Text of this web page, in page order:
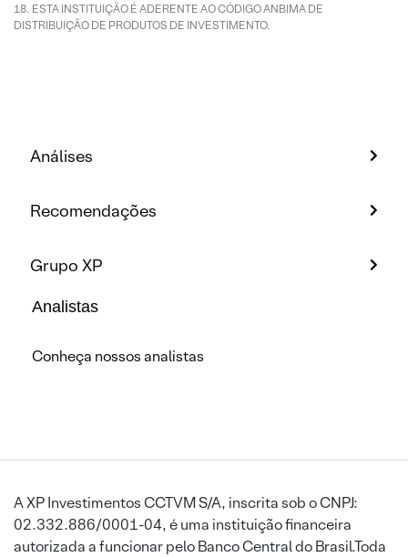
ESTA INSTITUIÇÃO É ADERENTE AO CÓDIGO ANBIMA DE
DISTRIBUIÇÃO DE PRODUTOS DE INVESTIMENTO.
Análises
Recomendações
Grupo XP
Analistas
Conheça nossos analistas
A XP Investimentos CCTVM S/A, inscrita sob o CNPJ:
02.332.886/0001-04, é uma instituição financeira
autorizada a funcionar pelo Banco Central do Brasil.Toda